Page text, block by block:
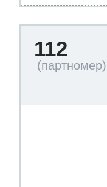
112